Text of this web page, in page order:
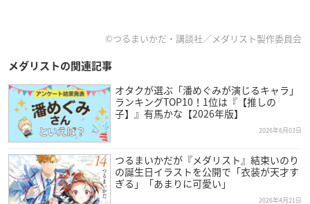
©つるまいかだ・講談社／メダリスト製作委員会
メダリストの関連記事
オタクが選ぶ「潘めぐみが演じるキャラ」
ランキングTOP10！1位は『【推しの
子】』有馬かな【2026年版】
2026年6月03日
つるまいかだが『メダリスト』結束いのり
の誕生日イラストを公開で「衣装が天才す
ぎる」「あまりに可愛い」
2026年4月21日